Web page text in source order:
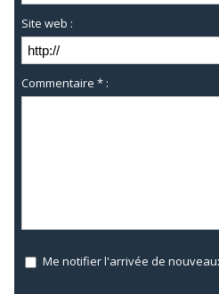
Site web :
Commentaire * :
Me notifier l'arrivée de